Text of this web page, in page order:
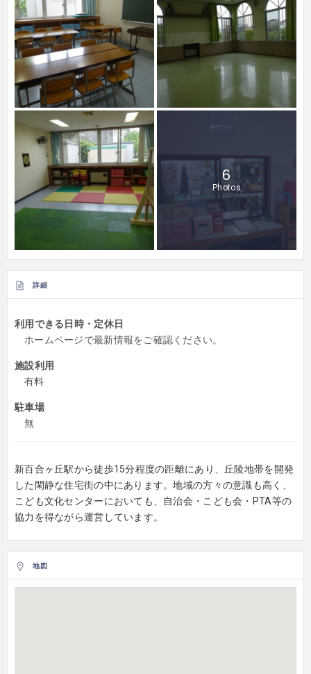
6
Photos
詳細
利用できる日時・定休日
ホームページで最新情報をご確認ください。
施設利用
有料
駐車場
無
新百合ヶ丘駅から徒歩15分程度の距離にあり、丘陵地帯を開発
した閑静な住宅街の中にあります。地域の方々の意識も高く、
こども文化センターにおいても、自治会・こども会・PTA等の
協力を得ながら運営しています。
地図